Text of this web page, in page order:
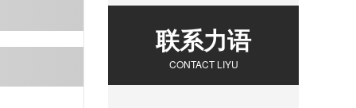
联系力语
CONTACT LIYU